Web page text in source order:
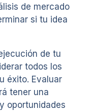
de mercado
si tu idea
de tu
todos los
éxito. Evaluar
tener una
oportunidades